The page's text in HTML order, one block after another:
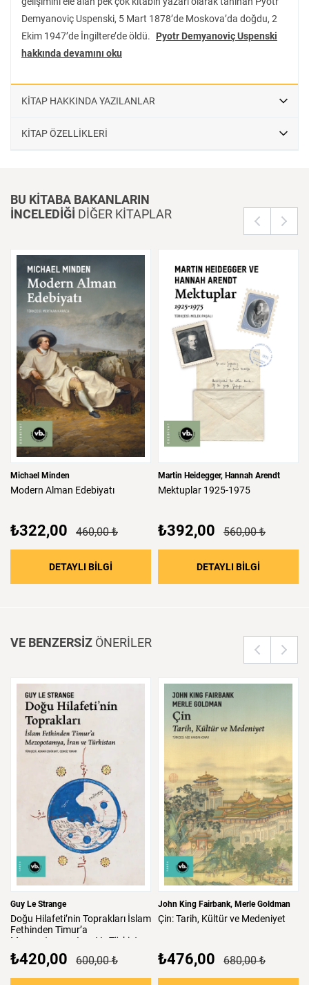
Demyanoviç Uspenski, 5 Mart 1878’de Moskova’da doğdu, 2
Ekim 1947’de İngiltere’de öldü.
Pyotr Demyanoviç Uspenski
hakkında devamını oku
KİTAP HAKKINDA YAZILANLAR
KİTAP ÖZELLİKLERİ
BU KİTABA BAKANLARIN
İNCELEDİĞİ DİĞER KİTAPLAR
Michael Minden
Modern Alman Edebiyatı
₺322,00 460,00 ₺
DETAYLI BİLGİ : Modern Alman Edebiyatı
Martin Heidegger Hannah Arendt
Mektuplar 1925-1975
₺392,00 560,00 ₺
DETAYLI BİLGİ
VE BENZERSİZ ÖNERİLER
Guy Le Strange
Doğu Hilafeti’nin Toprakları İslam
Fethinden Timur’a
Mezopotamya,
Iran Ve Türkistan
₺420,00 600,00 ₺
John King Fairbank Merle Goldman
Çin:Tarih, Kültürve Medeniyet
₺476,00 680,00 ₺